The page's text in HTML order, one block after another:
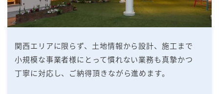
関⻄エリアに限らず、⼟地情報から設計、施⼯まで
⼩規模な事業者様にとって慣れない業務も真摯かつ
丁寧に対応し、ご納得頂きながら進めます。